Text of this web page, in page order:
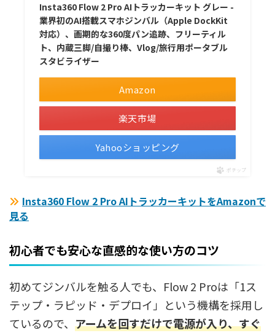
Insta360 Flow 2 Pro AIトラッカーキット グレー -
業界初のAI搭載スマホジンバル（Apple DockKit
対応）、画期的な360度パン追跡、フリーティル
ト、内蔵三脚/自撮り棒、Vlog/旅行用ポータブル
スタビライザー
Amazon
楽天市場
Yahooショッピング
ポチップ
Insta360 Flow 2 Pro AIトラッカーキットをAmazonで
見る
初心者でも安心な直感的な使い方のコツ
初めてジンバルを触る人でも、Flow 2 Proは「1ス
テップ・ラピッド・デプロイ」という機構を採用し
ているので、 アームを回すだけで電源が入り、すぐ